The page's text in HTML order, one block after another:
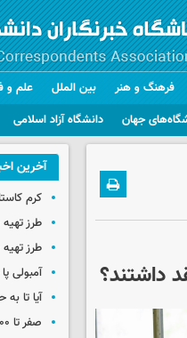
جهان دانشگاه آزاد اسلامی
فرهنگ و هنر بین الملل علم و
آخرین
کرم
طرز
طرز
آمبولی
آیا تا
صفر تا ۱۰۰ طرز تهیه شکلات آلمانی